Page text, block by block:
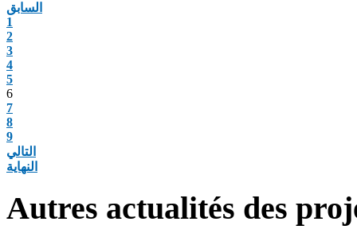
السابق
1
2
3
4
5
6
7
8
9
التالي
النهاية
Autres actualités des